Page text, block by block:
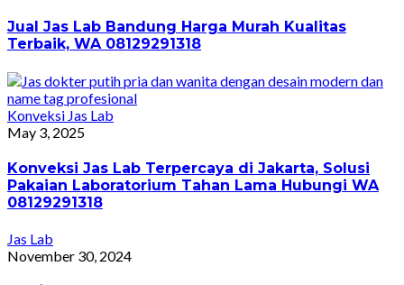
Jual Jas Lab Bandung Harga Murah Kualitas
Terbaik, WA 08129291318
Konveksi Jas Lab
May 3, 2025
Konveksi Jas Lab Terpercaya di Jakarta, Solusi
Pakaian Laboratorium Tahan Lama Hubungi WA
08129291318
Jas Lab
November 30, 2024